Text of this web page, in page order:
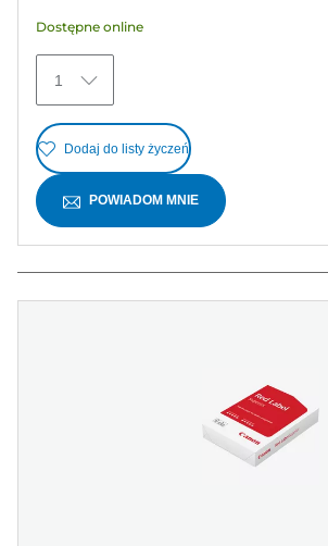
27
Recenzji
Dostępne online
1
Dodaj do listy życzeń
POWIADOM MNIE